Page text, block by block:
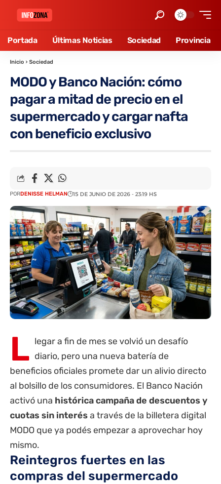
Portada Últimas Noticias Sociedad Provincia
Inicio › Sociedad
MODO y Banco Nación: cómo
pagar a mitad de precio en el
supermercado y cargar nafta
con beneficio exclusivo
PORDENISSE HELMAN 15 DE JUNIO DE 2026 - 23:19 HS
L legar a fin de mes se volvió un desafío
diario, pero una nueva batería de
beneficios oficiales promete dar un alivio directo
al bolsillo de los consumidores. El Banco Nación
activó una histórica campaña de descuentos y
cuotas sin interés a través de la billetera digital
MODO que ya podés empezar a aprovechar hoy
mismo.
Reintegros fuertes en las
compras del supermercado